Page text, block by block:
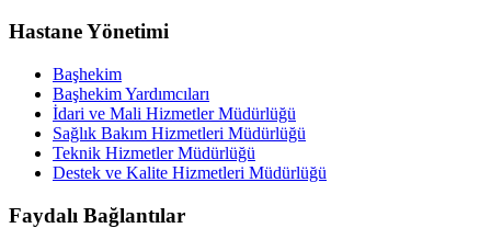
Hastane Yönetimi
Başhekim
Başhekim Yardımcıları
İdari ve Mali Hizmetler Müdürlüğü
Sağlık Bakım Hizmetleri Müdürlüğü
Teknik Hizmetler Müdürlüğü
Destek ve Kalite Hizmetleri Müdürlüğü
Faydalı Bağlantılar